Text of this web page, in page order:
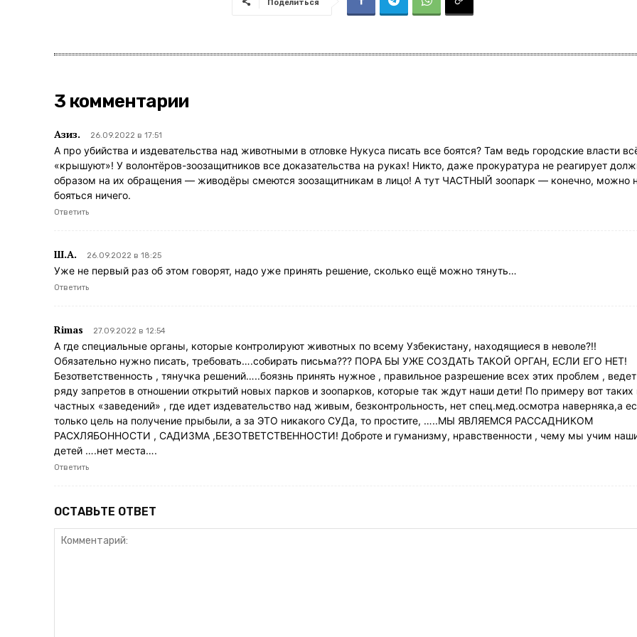
Поделиться
3 комментарии
Азиз. 26.09.2022 в 17:51
А про убийства и издевательства над животными в отловке Нукуса писать все боятся? Там ведь городские власти
«крышуют»! У волонтёров-зоозащитников все доказательства на руках! Никто, даже прокуратура не реагирует
образом на их обращения — живодёры смеются зоозащитникам в лицо! А тут ЧАСТНЫЙ зоопарк — конечно, можно
бояться ничего.
Ответить
Ш.А. 26.09.2022 в 18:25
Уже не первый раз об этом говорят, надо уже принять решение, сколько ещё можно тянуть…
Ответить
Rimas 27.09.2022 в 12:54
А где специальные органы, которые контролируют животных по всему Узбекистану, находящиеся в неволе?!!
Обязательно нужно писать, требовать….собирать письма??? ПОРА БЫ УЖЕ СОЗДАТЬ ТАКОЙ ОРГАН, ЕСЛИ ЕГО НЕТ!
Безответственность , тянучка решений…..боязнь принять нужное , правильное разрешение всех этих проблем ,
ряду запретов в отношении открытий новых парков и зоопарков, которые так ждут наши дети! По примеру вот таких
частных «заведений» , где идет издевательство над живым, безконтрольность, нет спец.мед.осмотра наверняка,а
только цель на получение прыбыли, а за ЭТО никакого СУДа, то простите, …..МЫ ЯВЛЯЕМСЯ РАССАДНИКОМ
РАСХЛЯБОННОСТИ , САДИЗМА ,БЕЗОТВЕТСТВЕННОСТИ! Доброте и гуманизму, нравственности , чему мы учим
детей ….нет места….
Ответить
ОСТАВЬТЕ ОТВЕТ